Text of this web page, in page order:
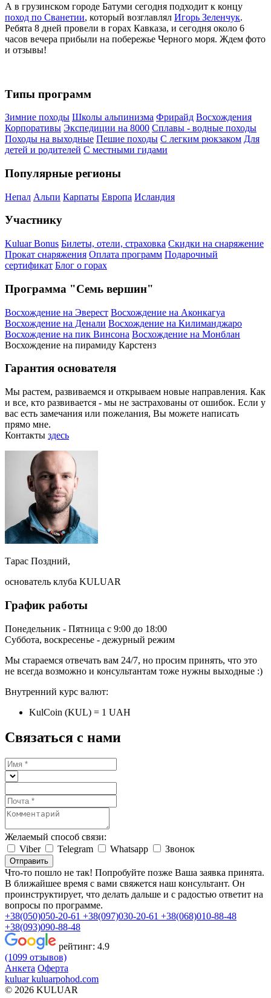
А в грузинском городе Батуми сегодня подходит к концу
поход по Сванетии, который возглавлял Игорь Зеленчук.
Ребята 8 дней провели в горах Кавказа, и сегодня около 6
часов вечера прибыли на побережье Черного моря. Ждем фото
и отзывы!
Типы программ
Зимние походы Школы альпинизма Фрирайд Восхождения
Корпоративы Экспедиции на 8000 Сплавы - водные походы
Походы на выходные Пешие походы С легким рюкзаком Для
детей и родителей С местными гидами
Популярные регионы
Непал Альпи Карпаты Европа Исландия
Участнику
Kuluar Bonus Билеты, отели, страховка Скидки на снаряжение
Прокат снаряжения Оплата программ Подарочный
сертификат Блог о горах
Программа "Семь вершин"
Восхождение на Эверест Восхождение на Аконкагуа
Восхождение на Денали Восхождение на Килиманджаро
Восхождение на пик Винсона Восхождение на Монблан
Восхождение на пирамиду Карстенз
Гарантия основателя
Мы растем, развиваемся и открываем новые направления. Как
и все, кто развивается - мы не застрахованы от ошибок. Если у
вас есть замечания или пожелания, Вы можете написать
прямо мне.
Контакты здесь
Тарас Поздний,
основатель клуба KULUAR
График работы
Понедельник - Пятница с 9:00 до 18:00
Суббота, воскресенье - дежурный режим
Мы стараемся отвечать вам 24/7, но просим принять, что это
не всегда возможно и консультантам тоже нужны выходные :)
Внутренний курс валют:
KulCoin (KUL) = 1 UAH
Связаться с нами
Желаемый способ связи:
Viber
Telegram Whatsapp Звонок
Отправить
Что-то пошло не так! Попробуйте позже Ваша заявка принята.
В ближайшее время с вами свяжется наш консультант. Он
проинструктирует, что делать дальше и с радостью ответит на
вопросы по программе.
+38(050)050-20-61 +38(097)030-20-61 +38(068)010-88-48
+38(093)090-88-48
рейтинг: 4.9
(1099 отзывов)
Анкета Оферта
kuluar kuluarpohod.com
© 2026 KULUAR